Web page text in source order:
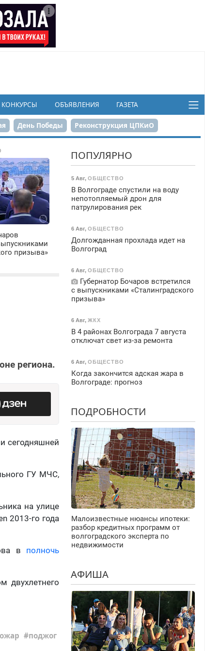
КОНКУРСЫ ОБЪЯВЛЕНИЯ ГАЗЕТА
День Победы Реконструкция ЦПКиО
призыва»
региона.
сегодняшней
ГУ МЧС,
на улице
2013-го года
в полночь
двухлетнего
поджог
ПОПУЛЯРНО
5 Авг, ОБЩЕСТВО
В Волгограде спустили на воду
непотопляемый дрон для
патрулирования рек
6 Авг, ОБЩЕСТВО
Долгожданная прохлада идет на
Волгоград
6 Авг, ОБЩЕСТВО
Губернатор Бочаров встретился
с выпускниками «Сталинградского
призыва»
6 Авг, ЖКХ
В 4 районах Волгограда 7 августа
отключат свет из-за ремонта
6 Авг, ОБЩЕСТВО
Когда закончится адская жара в
Волгограде: прогноз
ПОДРОБНОСТИ
Малоизвестные нюансы ипотеки:
разбор кредитных программ от
волгоградского эксперта по
недвижимости
АФИША